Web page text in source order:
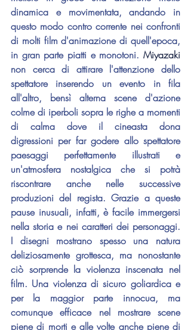
dinamica e movimentata, andando in
questo modo contro corrente nei confronti
di molti film d'animazione di quell'epoca,
in gran parte piatti e monotoni. Miyazaki
non cerca di attirare l'attenzione dello
spettatore inserendo un evento in fila
all'altro, bensì alterna scene d'azione
colme di iperboli sopra le righe a momenti
di calma dove il cineasta dona
digressioni per far godere allo spettatore
paesaggi perfettamente illustrati e
un'atmosfera nostalgica che si potrà
riscontrare anche nelle successive
produzioni del regista. Grazie a queste
pause inusuali, infatti, è facile immergersi
nella storia e nei caratteri dei personaggi.
I disegni mostrano spesso una natura
deliziosamente grottesca, ma nonostante
ciò sorprende la violenza inscenata nel
film. Una violenza di sicuro goliardica e
per la maggior parte innocua, ma
comunque efficace nel mostrare scene
piene di morti e alle volte anche piene di